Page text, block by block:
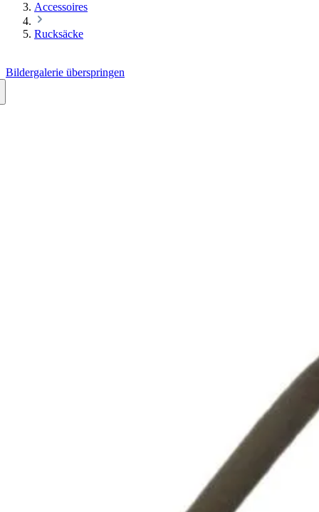
Accessoires
Rucksäcke
Bildergalerie überspringen